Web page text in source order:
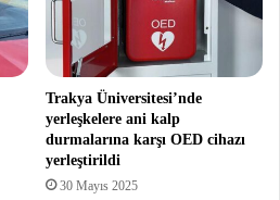
Trakya Üniversitesi’nde
yerleşkelere ani kalp
durmalarına karşı OED cihazı
yerleştirildi
30 Mayıs 2025